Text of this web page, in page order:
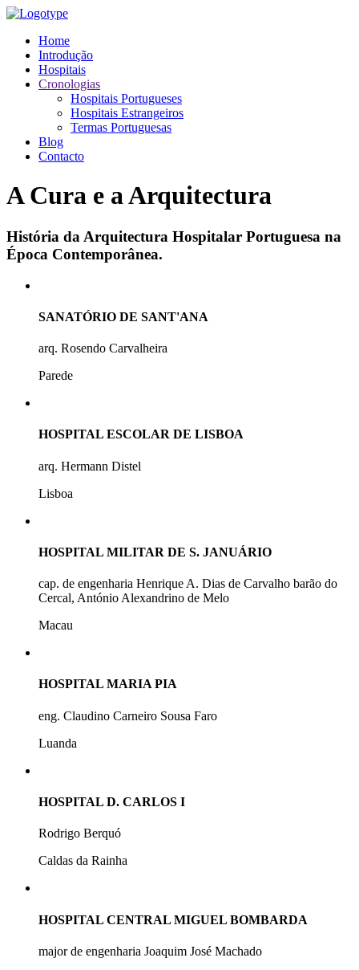
Home
Introdução
Hospitais
Cronologias
Hospitais Portugueses
Hospitais Estrangeiros
Termas Portuguesas
Blog
Contacto
A Cura e a Arquitectura
História da Arquitectura Hospitalar Portuguesa na
Época Contemporânea.
SANATÓRIO DE SANT'ANA
arq. Rosendo Carvalheira
Parede
HOSPITAL ESCOLAR DE LISBOA
arq. Hermann Distel
Lisboa
HOSPITAL MILITAR DE S. JANUÁRIO
cap. de engenharia Henrique A. Dias de Carvalho barão do
Cercal, António Alexandrino de Melo
Macau
HOSPITAL MARIA PIA
eng. Claudino Carneiro Sousa Faro
Luanda
HOSPITAL D. CARLOS I
Rodrigo Berquó
Caldas da Rainha
HOSPITAL CENTRAL MIGUEL BOMBARDA
major de engenharia Joaquim José Machado